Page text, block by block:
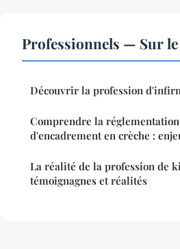
Professionnels — Sur
Découvrir la profession
Comprendre la
d'encadrement en crèche :
La réalité de la profession de
témoignagnes et réalités